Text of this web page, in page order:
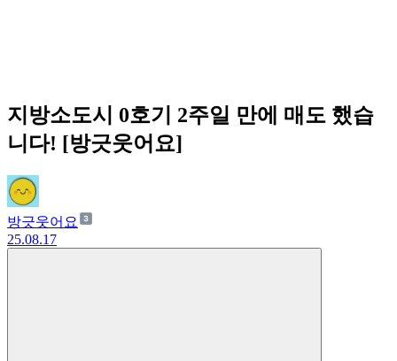
지방소도시 0호기 2주일 만에 매도 했습
니다! [방긋웃어요]
방긋웃어요
25.08.17